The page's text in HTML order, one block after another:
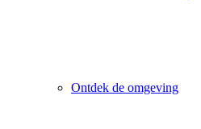
Ontdek de omgeving